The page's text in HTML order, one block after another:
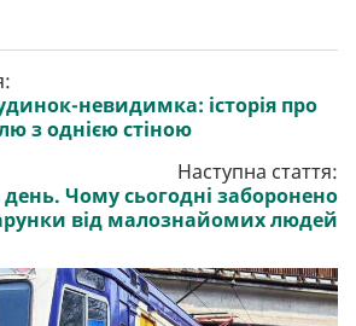
невидимка: історія про
з однією стіною
Наступна стаття:
Чому сьогодні заборонено
від малознайомих людей